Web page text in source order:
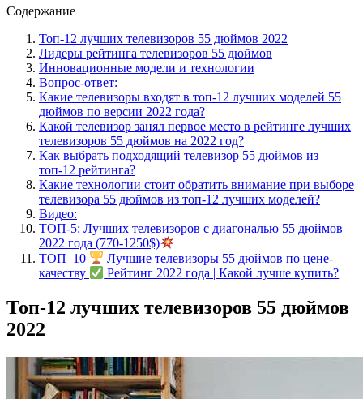
Содержание
Топ-12 лучших телевизоров 55 дюймов 2022
Лидеры рейтинга телевизоров 55 дюймов
Инновационные модели и технологии
Вопрос-ответ:
Какие телевизоры входят в топ-12 лучших моделей 55
дюймов по версии 2022 года?
Какой телевизор занял первое место в рейтинге лучших
телевизоров 55 дюймов на 2022 год?
Как выбрать подходящий телевизор 55 дюймов из
топ-12 рейтинга?
Какие технологии стоит обратить внимание при выборе
телевизора 55 дюймов из топ-12 лучших моделей?
Видео:
ТОП-5: Лучших телевизоров с диагональю 55 дюймов
2022 года (770-1250$)
ТОП–10
Лучшие телевизоры 55 дюймов по цене-
качеству
Рейтинг 2022 года | Какой лучше купить?
Топ-12 лучших телевизоров 55 дюймов
2022